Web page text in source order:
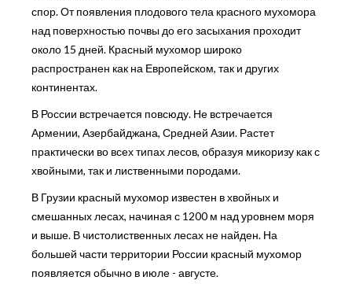
спор. От появления плодового тела красного мухомора
над поверхностью почвы до его засыхания проходит
около 15 дней. Красный мухомор широко
распространен как на Европейском, так и других
континентах.
В России встречается повсюду. Не встречается
Армении, Азербайджана, Средней Азии. Растет
практически во всех типах лесов, образуя микоризу как с
хвойными, так и лиственными породами.
В Грузии красный мухомор известен в хвойных и
смешанных лесах, начиная с 1200 м над уровнем моря
и выше. В чистолиственных лесах не найден. На
большей части территории России красный мухомор
появляется обычно в июле - августе.